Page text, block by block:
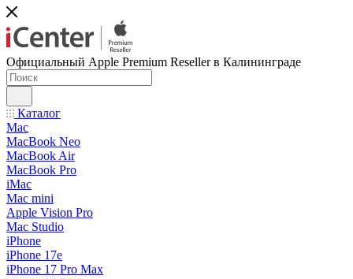
Официальный Apple Premium Reseller в Калининграде
Каталог
Mac
MacBook Neo
MacBook Air
MacBook Pro
iMac
Mac mini
Apple Vision Pro
Mac Studio
iPhone
iPhone 17e
iPhone 17 Pro Max